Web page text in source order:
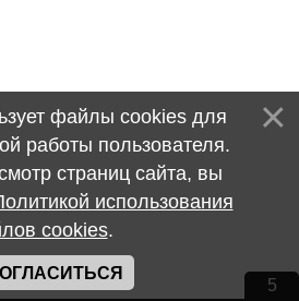
файлы cookies для
работы пользователя.
страниц сайта, вы
использования
cookies.
5